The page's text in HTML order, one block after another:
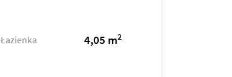
Łazienka 4,05 m2